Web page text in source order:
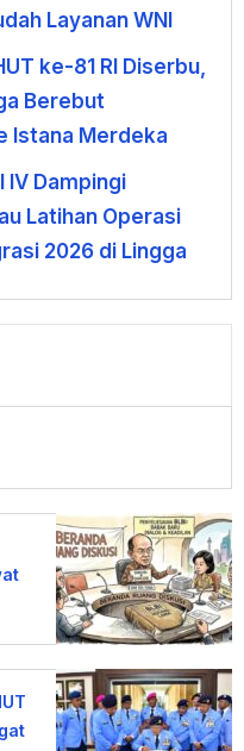
Layanan WNI
ke-81 RI Diserbu,
Berebut
Istana Merdeka
IV Dampingi
Latihan Operasi
2026 di Lingga